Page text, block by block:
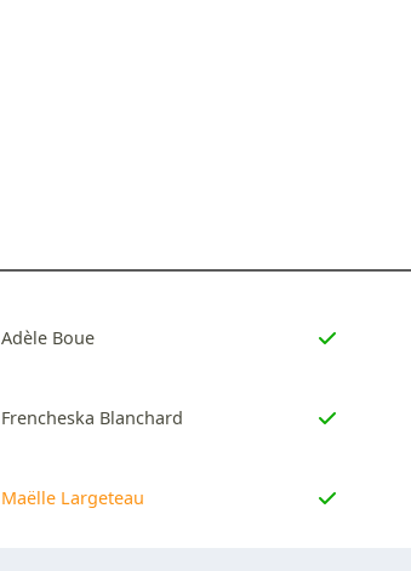
Adèle Boue
Frencheska Blanchard
Maëlle Largeteau